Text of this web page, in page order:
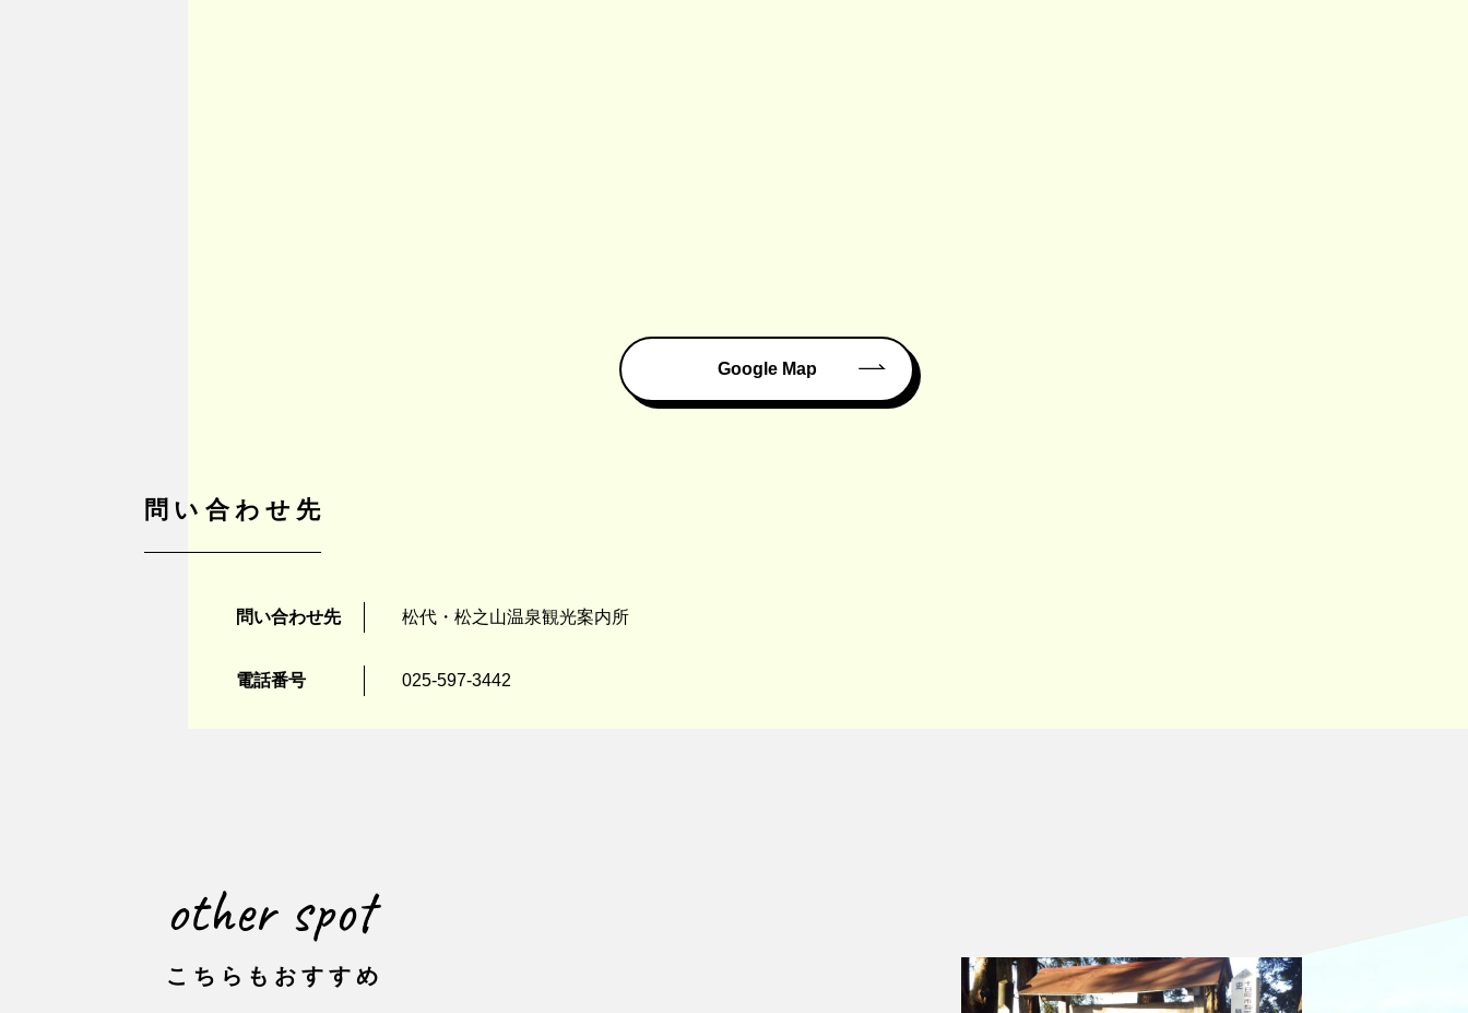
Google Map
問い合わせ先
問い合わせ先 松代・松之山温泉観光案内所
電話番号 025-597-3442
other spot
こちらもおすすめ